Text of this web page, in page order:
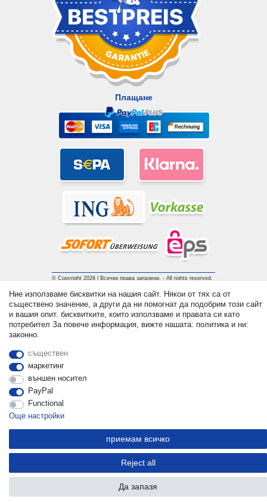
Плащане
© Copyright 2026 | Всички права запазени. - All rights reserved.
Withdraw from contract here
Ние използваме бисквитки на нашия сайт. Някои от тях са от
съществено значение, а други да ни помогнат да подобрим този сайт
и вашия опит. бисквитките, които използваме и правата си като
потребител За повече информация, вижте нашата: политика и ни:
законно.
съществен
маркетинг
външен носител
PayPal
Functional
Още настройки
приемам всичко
Reject all
Да запазя